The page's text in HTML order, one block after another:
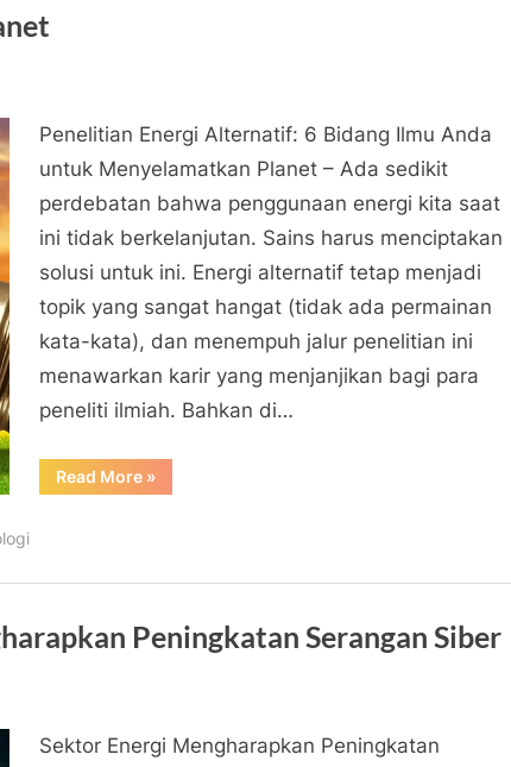
Penelitian Energi Alternatif: 6 Bidang Ilmu Anda
untuk Menyelamatkan Planet – Ada sedikit
perdebatan bahwa penggunaan energi kita saat
ini tidak berkelanjutan. Sains harus menciptakan
solusi untuk ini. Energi alternatif tetap menjadi
topik yang sangat hangat (tidak ada permainan
kata-kata), dan menempuh jalur penelitian ini
menawarkan karir yang menjanjikan bagi para
peneliti ilmiah. Bahkan di…
Read More“Penelitian
Energi
Planet”
»
Peningkatan Serangan Siber
Sektor Energi Mengharapkan Peningkatan